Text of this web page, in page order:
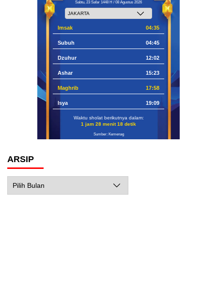
Sabtu, 23 Safar 1448 H / 08 Agustus 2026
Imsak 04:35
Subuh 04:45
Dzuhur 12:02
Ashar 15:23
Maghrib 17:58
Isya 19:09
Waktu sholat berikutnya dalam:
1 jam 28 menit 16 detik
Sumber: Kemenag
ARSIP